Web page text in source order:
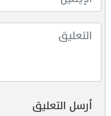
أرسل التعليق